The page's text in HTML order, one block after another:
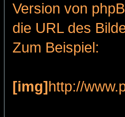
Version von
die URL des
Zum Beispiel:
[img]http://